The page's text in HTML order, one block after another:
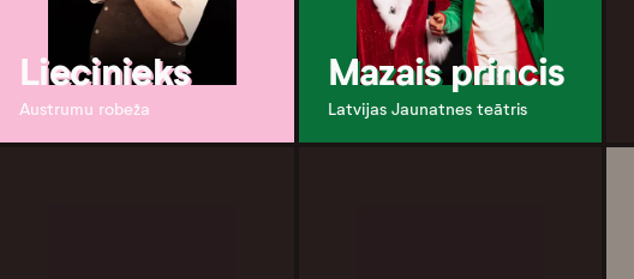
Liecinieks
Austrumu robeža
Mazais princis
Latvijas Jaunatnes teātris